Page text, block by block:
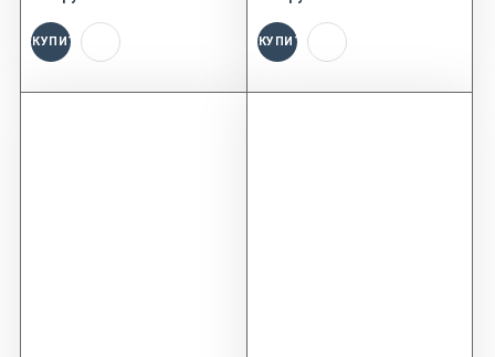
КУПИТЬ КУПИТЬ